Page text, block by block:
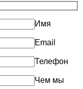
Имя
Email
Телефон
Чем мы